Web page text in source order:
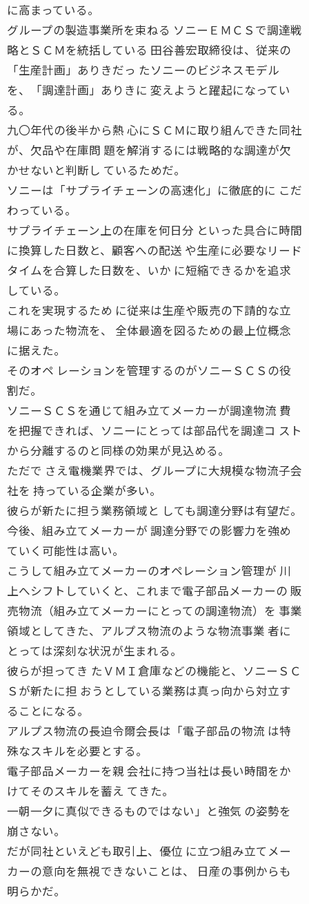
に高まっている。
グループの製造事業所を束ねる ソニーＥＭＣＳで調達戦
略とＳＣＭを統括している 田谷善宏取締役は、従来の
「生産計画」ありきだっ たソニーのビジネスモデル
を、「調達計画」ありきに 変えようと躍起になってい
る。
九〇年代の後半から熱 心にＳＣＭに取り組んできた同社
が、欠品や在庫問 題を解消するには戦略的な調達が欠
かせないと判断し ているためだ。
ソニーは「サプライチェーンの高速化」に徹底的に こだ
わっている。
サプライチェーン上の在庫を何日分 といった具合に時間
に換算した日数と、顧客への配送 や生産に必要なリード
タイムを合算した日数を、いか に短縮できるかを追求
している。
これを実現するため に従来は生産や販売の下請的な立
場にあった物流を、 全体最適を図るための最上位概念
に据えた。
そのオペ レーションを管理するのがソニーＳＣＳの役
割だ。
ソニーＳＣＳを通じて組み立てメーカーが調達物流 費
を把握できれば、ソニーにとっては部品代を調達コ スト
から分離するのと同様の効果が見込める。
ただで さえ電機業界では、グループに大規模な物流子会
社を 持っている企業が多い。
彼らが新たに担う業務領域と しても調達分野は有望だ。
今後、組み立てメーカーが 調達分野での影響力を強め
ていく可能性は高い。
こうして組み立てメーカーのオペレーション管理が 川
上へシフトしていくと、これまで電子部品メーカーの 販
売物流（組み立てメーカーにとっての調達物流）を 事業
領域としてきた、アルプス物流のような物流事業 者に
とっては深刻な状況が生まれる。
彼らが担ってき たＶＭＩ倉庫などの機能と、ソニーＳＣ
Ｓが新たに担 おうとしている業務は真っ向から対立す
ることになる。
アルプス物流の長迫令爾会長は「電子部品の物流 は特
殊なスキルを必要とする。
電子部品メーカーを親 会社に持つ当社は長い時間をか
けてそのスキルを蓄え てきた。
一朝一夕に真似できるものではない」と強気 の姿勢を
崩さない。
だが同社といえども取引上、優位 に立つ組み立てメー
カーの意向を無視できないことは、 日産の事例からも
明らかだ。